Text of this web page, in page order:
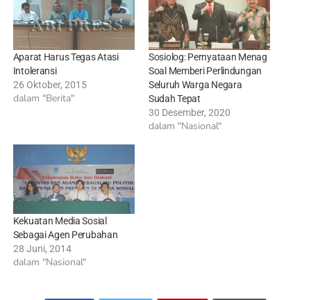
Aparat Harus Tegas Atasi
Intoleransi
26 Oktober, 2015
dalam "Berita"
Sosiolog: Pernyataan Menag
Soal Memberi Perlindungan
Seluruh Warga Negara
Sudah Tepat
30 Desember, 2020
dalam "Nasional"
Kekuatan Media Sosial
Sebagai Agen Perubahan
28 Juni, 2014
dalam "Nasional"